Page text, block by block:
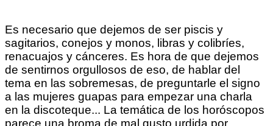
Es necesario que dejemos de ser piscis y
sagitarios, conejos y monos, libras y colibríes,
renacuajos y cánceres. Es hora de que dejemos
de sentirnos orgullosos de eso, de hablar del
tema en las sobremesas, de preguntarle el signo
a las mujeres guapas para empezar una charla
en la discoteque... La temática de los horóscopos
parece una broma de mal gusto urdida por